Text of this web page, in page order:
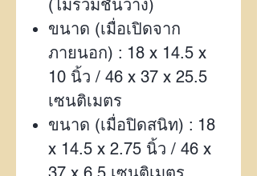
(ไม่รวมชั้นวาง)
ขนาด (เมื่อเปิดจาก
ภายนอก) : 18 x 14.5 x
10 นิ้ว / 46 x 37 x 25.5
เซนติเมตร
ขนาด (เมื่อปิดสนิท) : 18
x 14.5 x 2.75 นิ้ว / 46 x